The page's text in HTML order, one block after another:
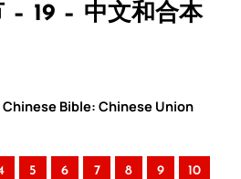
– 19 – 中文和合本
Bible: Chinese Union
5 6 7 8 9 10